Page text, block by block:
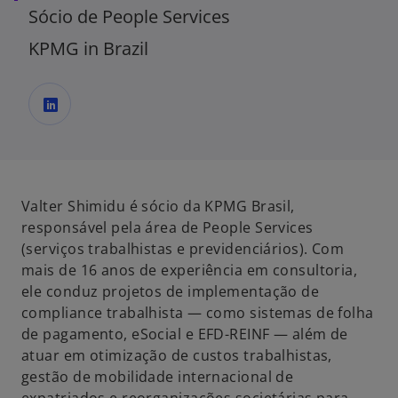
Sócio de People Services
KPMG in Brazil
e
e
m
u
m
a
n
o
v
Valter Shimidu é sócio da KPMG Brasil,
responsável pela área de People Services
(serviços trabalhistas e previdenciários). Com
mais de 16 anos de experiência em consultoria,
ele conduz projetos de implementação de
compliance trabalhista — como sistemas de folha
de pagamento, eSocial e EFD-REINF — além de
atuar em otimização de custos trabalhistas,
gestão de mobilidade internacional de